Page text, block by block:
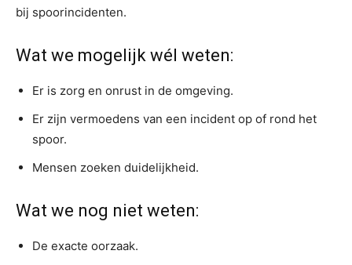
bij spoorincidenten.
Wat we mogelijk wél weten:
Er is zorg en onrust in de omgeving.
Er zijn vermoedens van een incident op of rond het
spoor.
Mensen zoeken duidelijkheid.
Wat we nog niet weten:
De exacte oorzaak.